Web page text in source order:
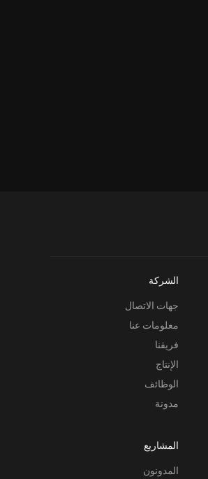
الشركة
جهات الاتصال
معلومات عنا
فريقنا
الإنتاج
الوظائف
مدونة
المشاريع
المدونون